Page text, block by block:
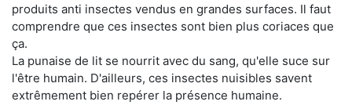
produits anti insectes vendus en grandes surfaces. Il faut
comprendre que ces insectes sont bien plus coriaces que
ça.
La punaise de lit se nourrit avec du sang, qu'elle suce sur
l'être humain. D'ailleurs, ces insectes nuisibles savent
extrêmement bien repérer la présence humaine.